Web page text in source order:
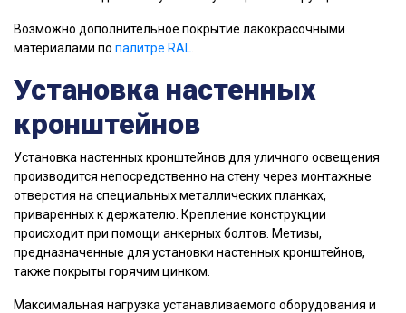
Возможно дополнительное покрытие лакокрасочными
материалами по палитре RAL
Установка настенных
кронштейнов
Установка настенных кронштейнов для уличного освещения
производится непосредственно на стену через монтажные
отверстия на специальных металлических планках,
приваренных к держателю. Крепление конструкции
происходит при помощи анкерных болтов. Метизы,
предназначенные для установки настенных кронштейнов,
также покрыты горячим цинком.
Максимальная нагрузка устанавливаемого оборудования и